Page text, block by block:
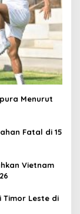
Menurut
Fatal di 15
Vietnam
Timor Leste di